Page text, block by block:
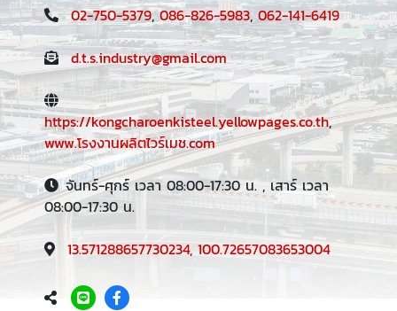
02-750-5379,086-826-5983,062-141-6419
d.t.s.industry@gmail.com
https://kongcharoenkisteel.yellowpages.co.th,
www.โรงงานผลิตไวร์เมช.com
จันทร์-ศุกร์ เวลา 08:00-17:30 น. , เสาร์ เวลา
08:00-17:30 น.
13.571288657730234, 100.72657083653004